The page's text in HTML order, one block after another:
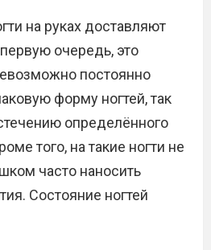
на руках доставляют
очередь, это
постоянно
форму ногтей, так
определённого
того, на такие ногти не
часто наносить
Состояние ногтей